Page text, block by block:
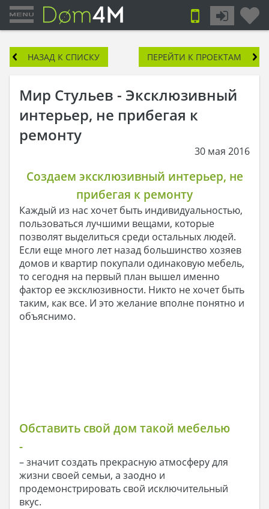
НАЗАД К СПИСКУ ПЕРЕЙТИ К ПРОЕКТАМ
Мир Стульев - Эксклюзивный
интерьер, не прибегая к
ремонту
30 мая 2016
Создаем эксклюзивный интерьер, не
прибегая к ремонту
Каждый из нас хочет быть индивидуальностью,
пользоваться лучшими вещами, которые
позволят выделиться среди остальных людей.
Если еще много лет назад большинство хозяев
домов и квартир покупали одинаковую мебель,
то сегодня на первый план вышел именно
фактор ее эксклюзивности. Никто не хочет быть
таким, как все. И это желание вполне понятно и
объяснимо.
Обставить свой дом такой мебелью
-
– значит создать прекрасную атмосферу для
жизни своей семьи, а заодно и
продемонстрировать свой исключительный
вкус.